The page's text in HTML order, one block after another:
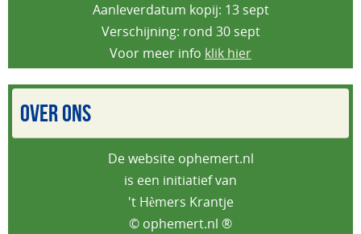
Aanleverdatum kopij: 13 sept
Verschijning: rond 30 sept
Voor meer info klik hier
OVER ONS
De website ophemert.nl
is een initiatief van
't Hèmers Krantje
© ophemert.nl ®